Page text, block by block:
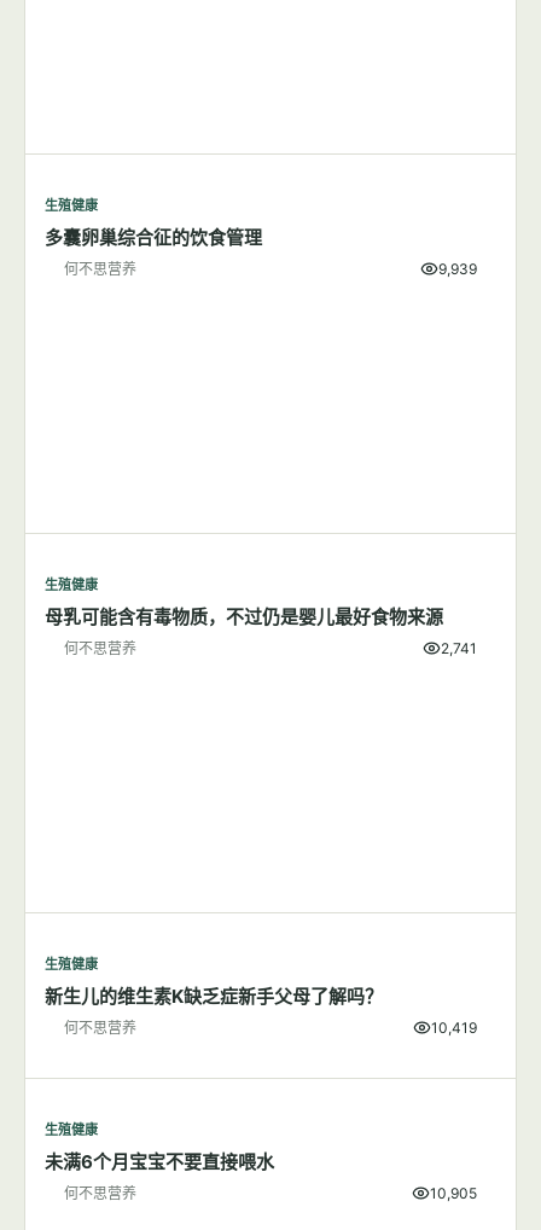
生殖健康
多囊卵巢综合征的饮食管理
何不思营养 9,939
生殖健康
母乳可能含有毒物质，不过仍是婴儿最好食物来源
何不思营养 2,741
生殖健康
新生儿的维生素K缺乏症新手父母了解吗？
何不思营养 10,419
生殖健康
未满6个月宝宝不要直接喂水
何不思营养 10,905